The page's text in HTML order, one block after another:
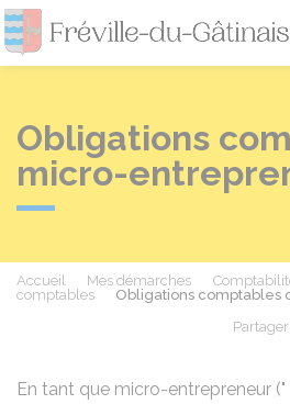
Obligations
micro-
Accueil Mes démarches
comptables
Obligations
Partager
En tant que micro-entrepreneur